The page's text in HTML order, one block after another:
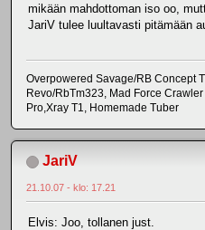
mikään mahdottoman iso oo,
JariV tulee luultavasti pitämään
Overpowered Savage/RB Concept
Revo/RbTm323, Mad Force
Pro,Xray T1, Homemade Tuber
JariV
21.10.07 - klo: 17.21
Elvis: Joo, tollanen just.